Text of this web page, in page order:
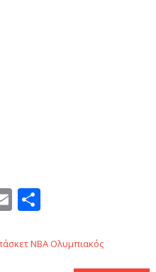
Email
ΝΒΑ Ολυμπιακός